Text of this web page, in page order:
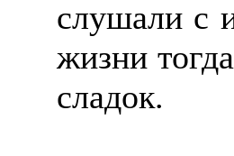
слушали с
жизни
сладок.